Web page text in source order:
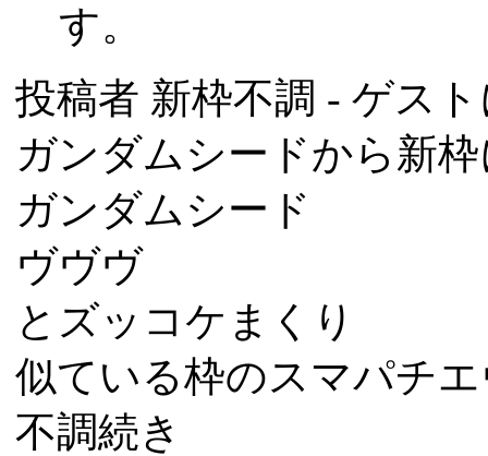
す。
投稿者 新枠不調 - ゲス
ガンダムシードから新
ガンダムシード
ヴヴヴ
とズッコケまくり
似ている枠のスマパチ
不調続き